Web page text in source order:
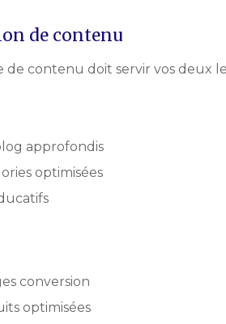
de contenu
de contenu doit servir vos deux
approfondis
optimisées
conversion
optimisées